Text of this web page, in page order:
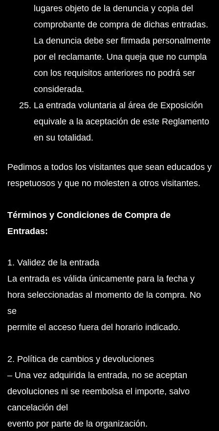
lugares objeto de la denuncia y copia del
comprobante de compra de dichas entradas.
La denuncia debe ser firmada personalmente
por el reclamante. Una queja que no cumpla
con los requisitos anteriores no podrá ser
considerada.
La entrada voluntaria al área de Exposición
equivale a la aceptación de este Reglamento
en su totalidad.
Pedimos a todos los visitantes que sean educados y
respetuosos y que no molesten a otros visitantes.
Términos y Condiciones de Compra de
Entradas:
1. Validez de la entrada
La entrada es válida únicamente para la fecha y
hora seleccionadas al momento de la compra. No
se
permite el acceso fuera del horario indicado.
2. Política de cambios y devoluciones
– Una vez adquirida la entrada, no se aceptan
devoluciones ni se reembolsa el importe, salvo
cancelación del
evento por parte de la organización.